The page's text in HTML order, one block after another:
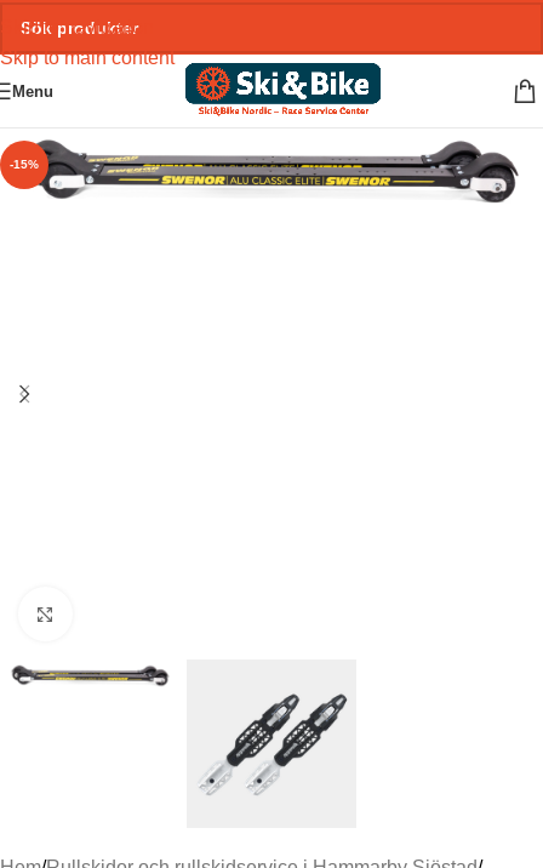
Skip to navigation
Skip to main content
Menu
-15%